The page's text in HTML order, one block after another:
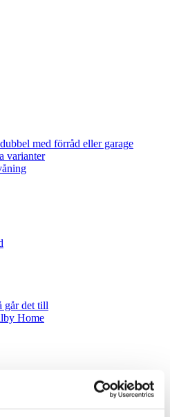
med förråd eller garage
varianter
går det till
Home